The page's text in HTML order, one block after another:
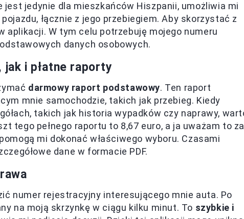
jedynie dla mieszkańców Hiszpanii, umożliwia mi
łącznie z jego przebiegiem. Aby skorzystać z
aplikacji. W tym celu potrzebuję mojego numeru
danych osobowych.
jak i płatne raporty
darmowy raport podstawowy. Ten raport
mnie samochodzie, takich jak przebieg. Kiedy
takich jak historia wypadków czy naprawy,
tego pełnego raportu to 8,67 euro, a ja uważam to za
mi dokonać właściwego wyboru. Czasami
dane w formacie PDF.
numer rejestracyjny interesującego mnie auta. Po
na moją skrzynkę w ciągu kilku minut. To szybkie i